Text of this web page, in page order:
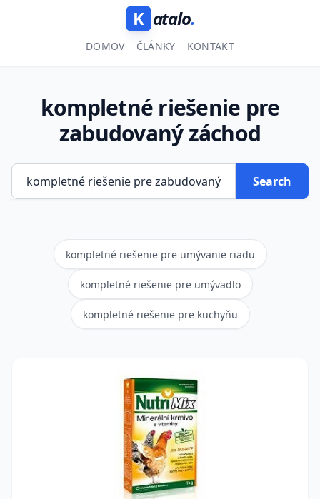
K atalo.
DOMOV ČLÁNKY KONTAKT
kompletné riešenie pre
zabudovaný záchod
Search
kompletné riešenie pre umývanie riadu
kompletné riešenie pre umývadlo
kompletné riešenie pre kuchyňu